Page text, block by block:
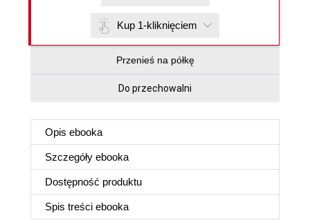
Kup 1-kliknięciem
Przenieś na półkę
Do przechowalni
Opis ebooka
Szczegóły ebooka
Dostępność produktu
Spis treści ebooka